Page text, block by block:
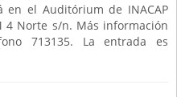
en el Auditórium de INACAP
4 Norte s/n. Más información
713135. La entrada es